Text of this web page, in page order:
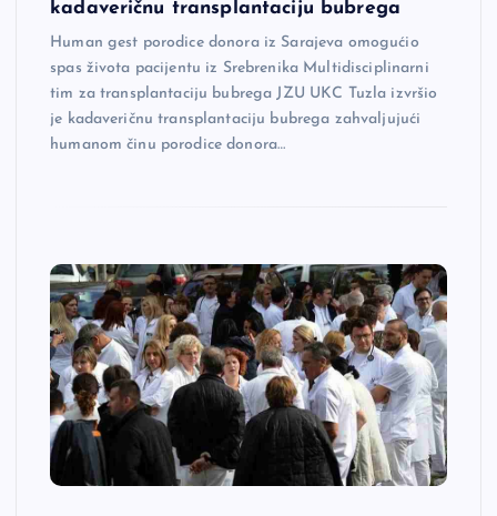
kadaveričnu transplantaciju bubrega
Human gest porodice donora iz Sarajeva omogućio
spas života pacijentu iz Srebrenika Multidisciplinarni
tim za transplantaciju bubrega JZU UKC Tuzla izvršio
je kadaveričnu transplantaciju bubrega zahvaljujući
humanom činu porodice donora…